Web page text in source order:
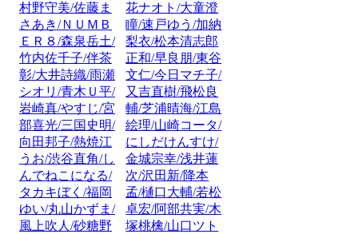
村野守美/佐藤ま
さあき/ＮＵＭＢ
ＥＲ８/森泉岳土/
竹内佐千子/伴茶
彰/大井詩織/雨瀬
シオリ/青木Ｕ平/
岩崎真/やすじ/宮
部喜光/三国史明/
向田邦子/熱焼江
うお/渋谷直角/し
んでねこになる/
タカキぼく/福岡
ゆい/丸山かずま/
風上吹人/砂糖野
花ナオト/大童澄
瞳/速戸ゆう/加納
梨衣/松本清志郎
正和/早良朋/東谷
文仁/今日マチ子/
又吉直樹/飛松良
輔/芝浦晴海/江島
絵理/山崎コータ/
にしだけんすけ/
金城宗幸/浅井蓮
次/沢田新/降本
孟/樋口大輔/若松
卓宏/阿部共実/木
塚桃檎/山口ツト